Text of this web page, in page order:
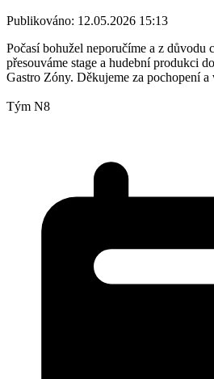
Publikováno: 12.05.2026 15:13
Počasí bohužel neporučíme a z důvodu
přesouváme stage a hudební produkci
Gastro Zóny. Děkujeme za pochopení
Tým N8